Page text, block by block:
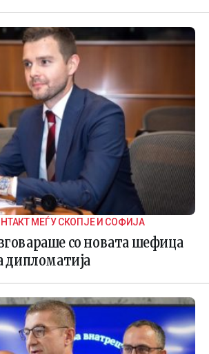
МЕЃУ СКОПЈЕ И СОФИЈА
со новата шефица
дипломатија